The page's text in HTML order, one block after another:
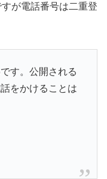
が電話番号は二重登
す。公開される
をかけることは